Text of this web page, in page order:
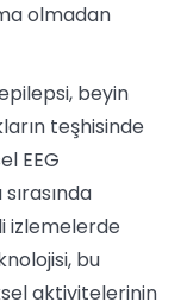
olmadan
beyin
teşhisinde
EEG
izlemelerde
bu
aktivitelerinin